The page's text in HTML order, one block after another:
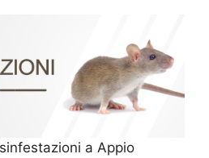
a Appio